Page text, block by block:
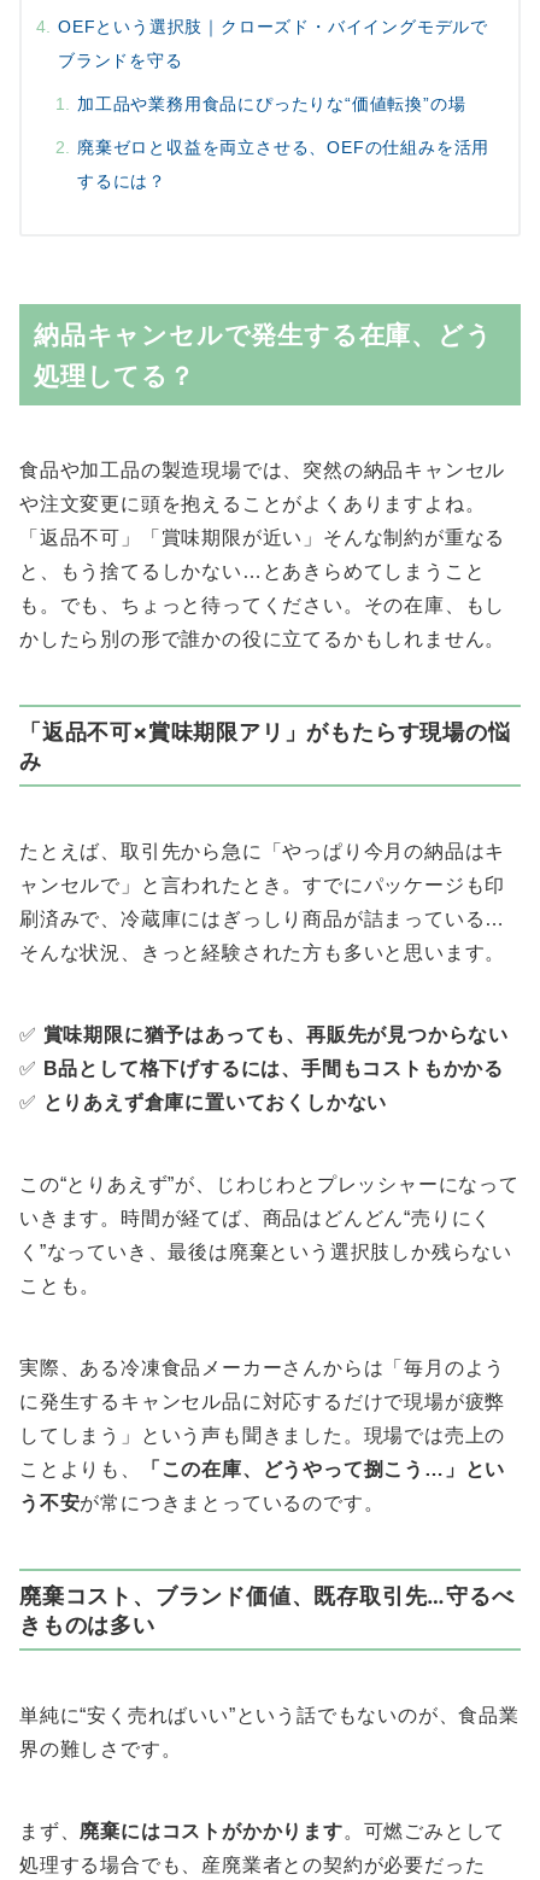
OEFという選択肢｜クローズド・バイイングモデルで
ブランドを守る
加工品や業務用食品にぴったりな“価値転換”の場
廃棄ゼロと収益を両立させる、OEFの仕組みを活用
するには？
納品キャンセルで発生する在庫、どう
処理してる？
食品や加工品の製造現場では、突然の納品キャンセル
や注文変更に頭を抱えることがよくありますよね。
「返品不可」「賞味期限が近い」そんな制約が重なる
と、もう捨てるしかない…とあきらめてしまうこと
も。でも、ちょっと待ってください。その在庫、もし
かしたら別の形で誰かの役に立てるかもしれません。
「返品不可×賞味期限アリ」がもたらす現場の悩
み
たとえば、取引先から急に「やっぱり今月の納品はキ
ャンセルで」と言われたとき。すでにパッケージも印
刷済みで、冷蔵庫にはぎっしり商品が詰まっている…
そんな状況、きっと経験された方も多いと思います。
✅ 賞味期限に猶予はあっても、再販先が見つからない
✅ B品として格下げするには、手間もコストもかかる
✅ とりあえず倉庫に置いておくしかない
この“とりあえず”が、じわじわとプレッシャーになって
いきます。時間が経てば、商品はどんどん“売りにく
く”なっていき、最後は廃棄という選択肢しか残らない
ことも。
実際、ある冷凍食品メーカーさんからは「毎月のよう
に発生するキャンセル品に対応するだけで現場が疲弊
してしまう」という声も聞きました。現場では売上の
ことよりも、
「この在庫、どうやって捌こう…」とい
う不安が常につきまとっているのです。
廃棄コスト、ブランド価値、既存取引先…守るべ
きものは多い
単純に“安く売ればいい”という話でもないのが、食品業
界の難しさです。
まず、 廃棄にはコストがかかります。可燃ごみとして
処理する場合でも、産廃業者との契約が必要だった